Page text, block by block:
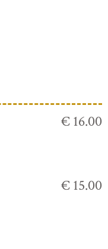
€ 16.00
€ 15.00